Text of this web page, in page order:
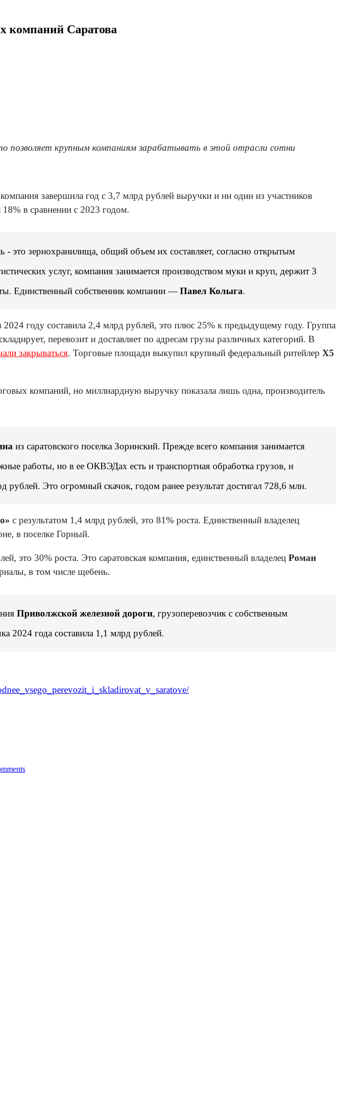
компаний Саратова
позволяет крупным компаниям зарабатывать в этой отрасли сотни
завершила год с 3,7 млрд рублей выручки и ни один из участников
в сравнении с 2023 годом.
- это зернохранилища, общий объем их составляет, согласно открытым
услуг, компания занимается производством муки и круп, держит 3
Единственный собственник компании —Павел Колыга.
году составила 2,4 млрд рублей, это плюс 25% к предыдущему году. Группа
перевозит и доставляет по адресам грузы различных категорий. В
закрываться. Торговые площади выкупил крупный федеральный ритейлер X5
компаний, но миллиардную выручку показала лишь одна, производитель
из саратовского поселка Зоринский. Прежде всего компания занимается
работы, но в ее ОКВЭДах есть и транспортная обработка грузов, и
Это огромный скачок, годом ранее результат достигал 728,6 млн.
с результатом 1,4 млрд рублей, это 81% роста. Единственный владелец
в поселке Горный.
это 30% роста. Это саратовская компания, единственный владелец Роман
в том числе щебень.
Приволжской железной дороги, грузоперевозчик с собственным
2024 года составила 1,1 млрд рублей.